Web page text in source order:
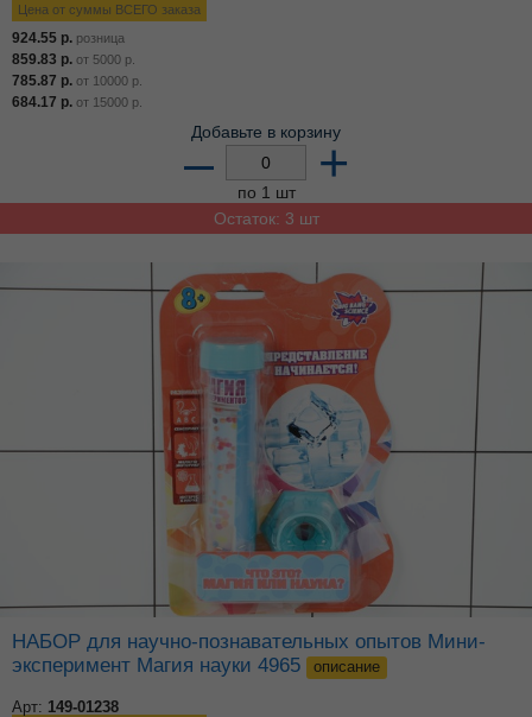
Цена от суммы ВСЕГО заказа
924.55 р. розница
859.83 р. от 5000 р.
785.87 р. от 10000 р.
684.17 р. от 15000 р.
Добавьте в корзину
– +
по 1 шт
Остаток: 3 шт
НАБОР для научно-познавательных опытов Мини-
эксперимент Магия науки 4965
описание
Арт: 149-01238